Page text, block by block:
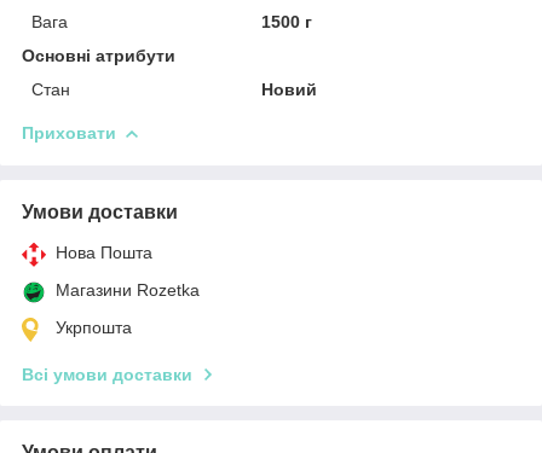
Вага
1500 г
Основні атрибути
Стан
Новий
Приховати
Умови доставки
Нова Пошта
Магазини Rozetka
Укрпошта
Всі умови доставки